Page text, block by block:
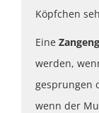
Köpfchen
Eine
werden,
gesprungen
wenn der